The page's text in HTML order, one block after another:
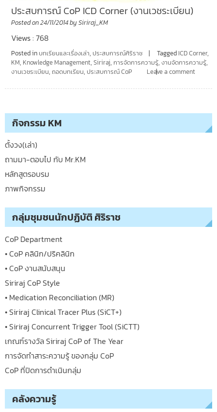
ประสบการณ์ CoP ICD Corner (งานเวชระเบียน)
Posted on24/11/2014by Siriraj_KM
Views : 768
Posted in บทเรียนและเรื่องเล่า, ประสบการณ์ศิริราช Tagged ICD Corner,
KM, Knowledge Management, Siriraj, การจัดการความรู้, งานจัดการความรู้,
งานเวชระเบียน, ถอดบทเรียน, ประสบการณ์ CoP Leave a comment
กิจกรรม KM
ตั้งวง(เล่า)
ถามมา-ตอบไป กับ Mr.KM
หลักสูตรอบรม
ภาพกิจกรรม
กลุ่มชุมชนนักปฏิบัติ ศิริราช
CoP Department
• CoP คลินิก/ปริคลินิก
• CoP งานสนับสนุน
Siriraj CoP Style
• Medication Reconciliation (MR)
• Siriraj Clinical Tracer Plus (SiCT+)
• Siriraj Concurrent Trigger Tool (SiCTT)
เกณฑ์รางวัล Siriraj CoP of The Year
การจัดทำสาระความรู้ ของกลุ่ม CoP
CoP ที่ปิดการดำเนินกลุ่ม
คลังความรู้